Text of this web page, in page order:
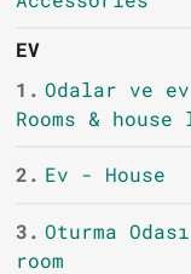
EV
1. Odalar ve
Rooms & house
2. Ev - House
3. Oturma
room